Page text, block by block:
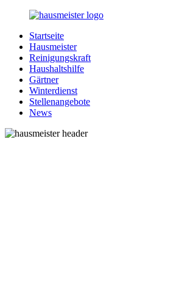
Zurück
Inhalt
Hausmeister.de
Alles
rund
Ihren
Haushalt
Startseite
Hausmeister
Reinigungskraft
Haushaltshilfe
Gärtner
Winterdienst
Stellenangebote
News